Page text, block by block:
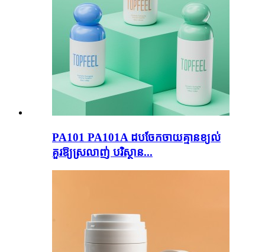
PA101 PA101A ដបចែកចាយគ្មានខ្យល់
គួរឱ្យស្រលាញ់ បរិស្ថាន...